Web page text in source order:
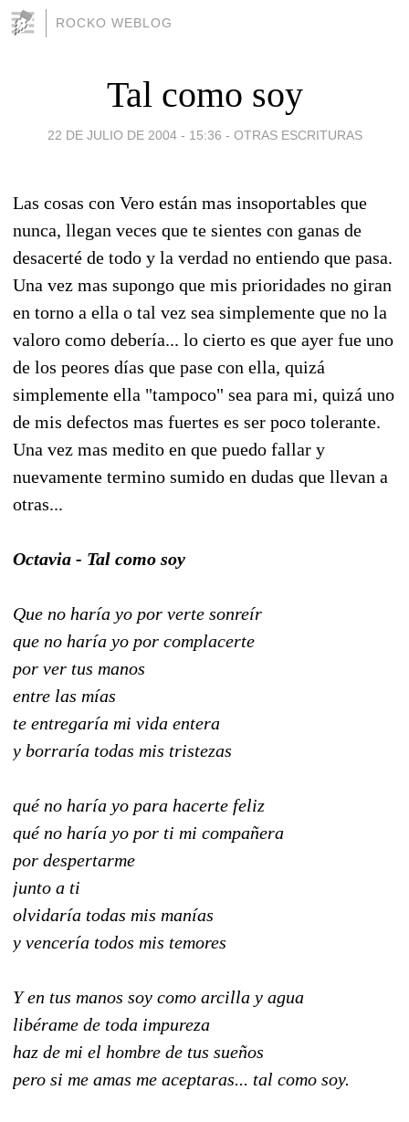
ROCKO WEBLOG
Tal como soy
22 DE JULIO DE 2004 - 15:36 - OTRAS ESCRITURAS
Las cosas con Vero están mas insoportables que
nunca, llegan veces que te sientes con ganas de
desacerté de todo y la verdad no entiendo que pasa.
Una vez mas supongo que mis prioridades no giran
en torno a ella o tal vez sea simplemente que no la
valoro como debería... lo cierto es que ayer fue uno
de los peores días que pase con ella, quizá
simplemente ella "tampoco" sea para mi, quizá uno
de mis defectos mas fuertes es ser poco tolerante.
Una vez mas medito en que puedo fallar y
nuevamente termino sumido en dudas que llevan a
otras...
Octavia - Tal como soy
Que no haría yo por verte sonreír
que no haría yo por complacerte
por ver tus manos
entre las mías
te entregaría mi vida entera
y borraría todas mis tristezas
qué no haría yo para hacerte feliz
qué no haría yo por ti mi compañera
por despertarme
junto a ti
olvidaría todas mis manías
y vencería todos mis temores
Y en tus manos soy como arcilla y agua
libérame de toda impureza
haz de mi el hombre de tus sueños
pero si me amas me aceptaras... tal como soy.